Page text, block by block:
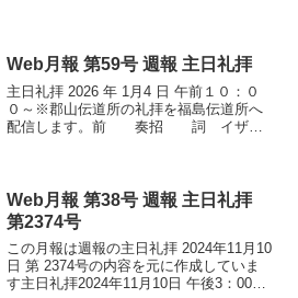
２６節祈 ...
Web月報 第59号 週報 主日礼拝
主日礼拝 2026 年 1月4 日 午前１０：０
０～※郡山伝道所の礼拝を福島伝道所へ
配信します。前 奏招 詞 イザヤ
による福音書２...
Web月報 第38号 週報 主日礼拝
第2374号
この月報は週報の主日礼拝 2024年11月10
日 第 2374号の内容を元に作成していま
す主日礼拝2024年11月10日 午後3：00～